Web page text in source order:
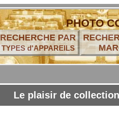
PHOTO
RECHERCHE PAR
TYPES d'APPAREILS
Le plaisir de